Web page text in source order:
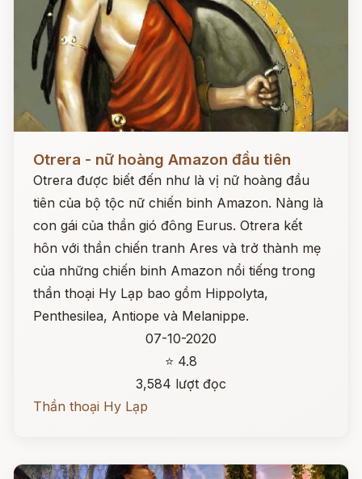
Otrera - nữ hoàng Amazon đầu tiên
Otrera được biết đến như là vị nữ hoàng đầu
tiên của bộ tộc nữ chiến binh Amazon. Nàng là
con gái của thần gió đông Eurus. Otrera kết
hôn với thần chiến tranh Ares và trở thành mẹ
của những chiến binh Amazon nổi tiếng trong
thần thoại Hy Lạp bao gồm Hippolyta,
Penthesilea, Antiope và Melanippe.
07-10-2020
⭐ 4.8
3,584 lượt đọc
Thần thoại Hy Lạp